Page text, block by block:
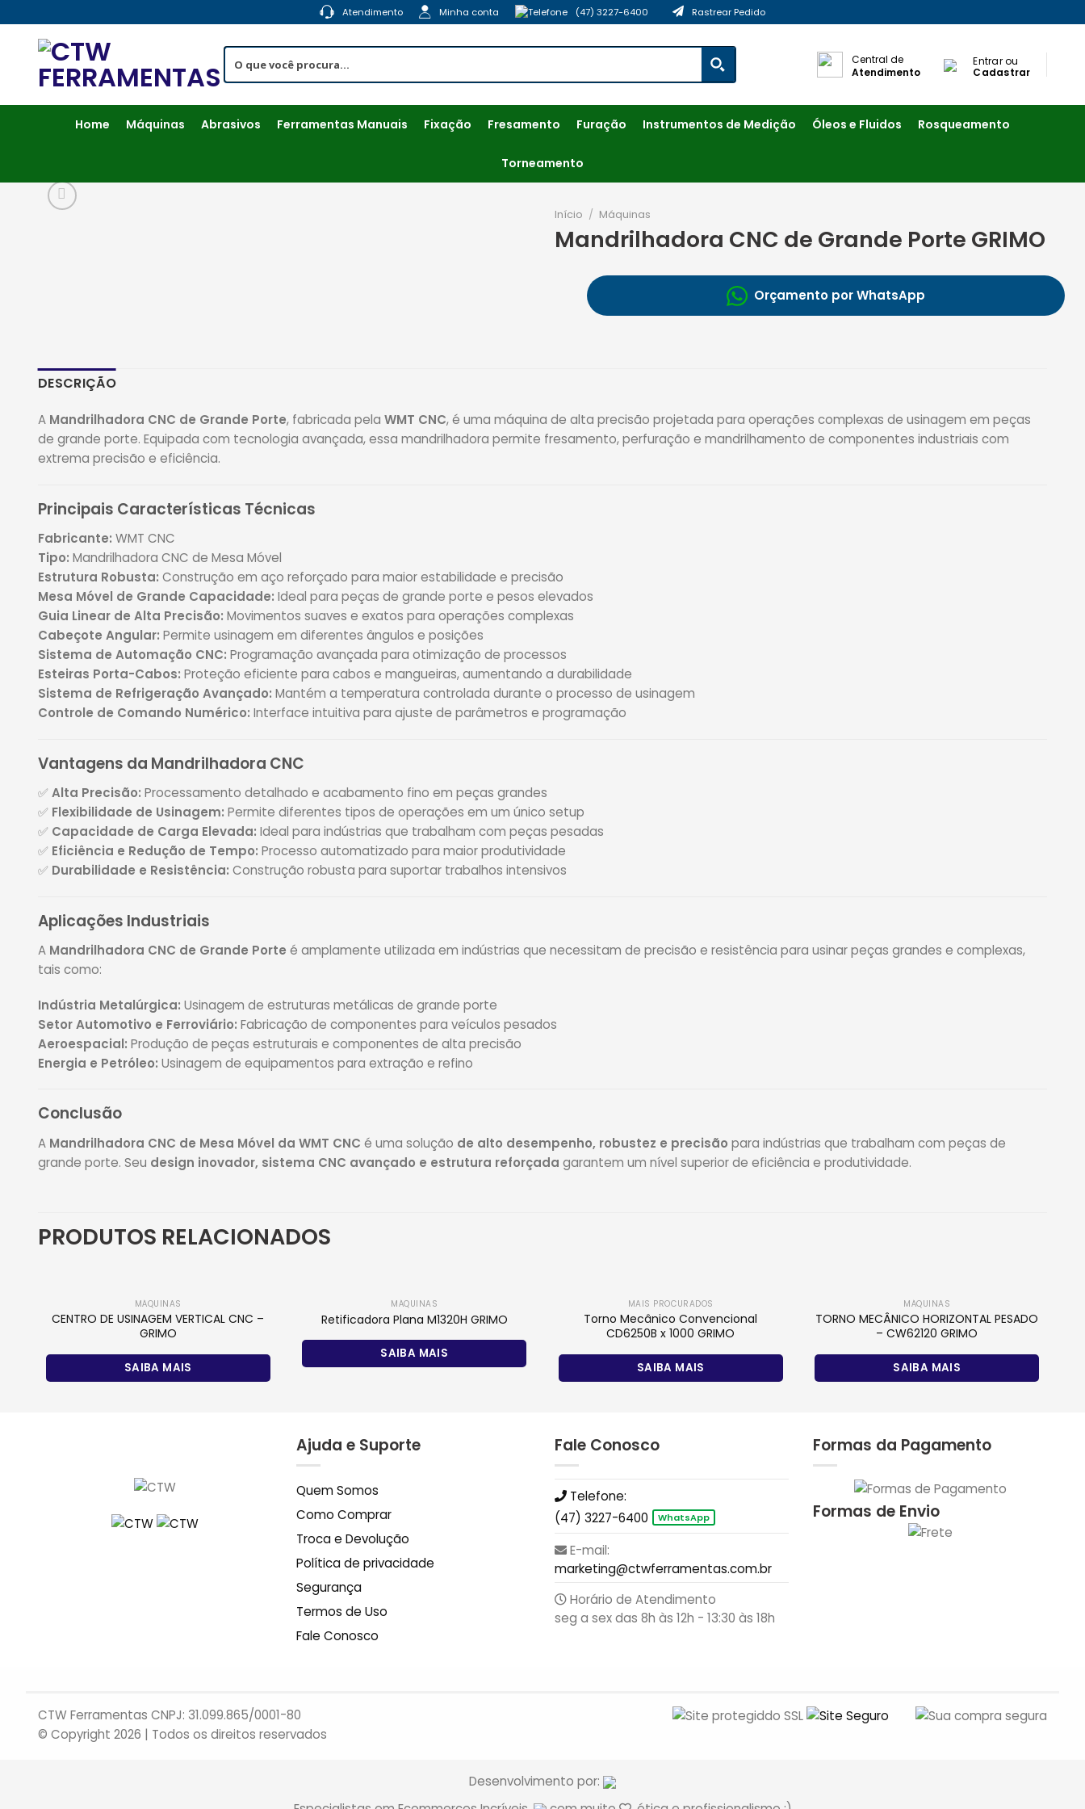
to
content
Atendimento Minha conta (47) 3227-6400 Rastrear Pedido
Central de
Atendimento
Entrar ou
Cadastrar
Home Máquinas Abrasivos Ferramentas Manuais Fixação Fresamento Furação Instrumentos de Medição Óleos e Fluidos Rosqueamento
Torneamento
Início / Máquinas
Mandrilhadora CNC de Grande Porte GRIMO
Orçamento por WhatsApp
DESCRIÇÃO
A Mandrilhadora CNC de Grande Porte, fabricada pela WMT CNC, é uma máquina de alta precisão projetada para operações complexas de usinagem em peças
de grande porte. Equipada com tecnologia avançada, essa mandrilhadora permite fresamento, perfuração e mandrilhamento de componentes industriais com
extrema precisão e eficiência.
Principais Características Técnicas
Fabricante: WMT CNC
Tipo: Mandrilhadora CNC de Mesa Móvel
Estrutura Robusta: Construção em aço reforçado para maior estabilidade e precisão
Mesa Móvel de Grande Capacidade: Ideal para peças de grande porte e pesos elevados
Guia Linear de Alta Precisão: Movimentos suaves e exatos para operações complexas
Cabeçote Angular: Permite usinagem em diferentes ângulos e posições
Sistema de Automação CNC: Programação avançada para otimização de processos
Esteiras Porta-Cabos: Proteção eficiente para cabos e mangueiras, aumentando a durabilidade
Sistema de Refrigeração Avançado: Mantém a temperatura controlada durante o processo de usinagem
Controle de Comando Numérico: Interface intuitiva para ajuste de parâmetros e programação
Vantagens da Mandrilhadora CNC
✅ Alta Precisão: Processamento detalhado e acabamento fino em peças grandes
✅ Flexibilidade de Usinagem: Permite diferentes tipos de operações em um único setup
✅ Capacidade de Carga Elevada: Ideal para indústrias que trabalham com peças pesadas
✅ Eficiência e Redução de Tempo: Processo automatizado para maior produtividade
✅ Durabilidade e Resistência: Construção robusta para suportar trabalhos intensivos
Aplicações Industriais
A Mandrilhadora CNC de Grande Porte é amplamente utilizada em indústrias que necessitam de precisão e resistência para usinar peças grandes e complexas,
tais como:
Indústria Metalúrgica: Usinagem de estruturas metálicas de grande porte
Setor Automotivo e Ferroviário: Fabricação de componentes para veículos pesados
Aeroespacial: Produção de peças estruturais e componentes de alta precisão
Energia e Petróleo: Usinagem de equipamentos para extração e refino
Conclusão
A Mandrilhadora CNC de Mesa Móvel da WMT CNC é uma solução de alto desempenho, robustez e precisão para indústrias que trabalham com peças de
grande porte. Seu design inovador, sistema CNC avançado e estrutura reforçada garantem um nível superior de eficiência e produtividade.
PRODUTOS RELACIONADOS
MÁQUINAS
CENTRO DE USINAGEM VERTICAL CNC –
GRIMO
SAIBA MAIS
MÁQUINAS
Retificadora Plana M1320H GRIMO
SAIBA MAIS
MAIS PROCURADOS
Torno Mecânico Convencional
CD6250B x 1000 GRIMO
SAIBA MAIS
MÁQUINAS
TORNO MECÂNICO HORIZONTAL PESADO
– CW62120 GRIMO
SAIBA MAIS
Ajuda e Suporte
Quem Somos
Como Comprar
Troca e Devolução
Política de privacidade
Segurança
Termos de Uso
Fale Conosco
Fale Conosco
Telefone:
(47) 3227-6400
WhatsApp
E-mail:
marketing@ctwferramentas.com.br
Horário de Atendimento
seg a sex das 8h às 12h - 13:30 às 18h
Formas da Pagamento
Formas de Envio
CTW Ferramentas CNPJ: 31.099.865/0001-80
© Copyright 2026 | Todos os direitos reservados
Desenvolvimento por: